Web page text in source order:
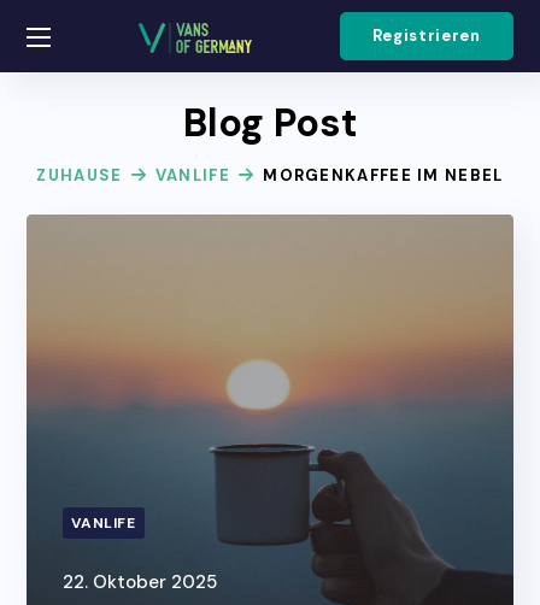
Registrieren
Blog Post
ZUHAUSE VANLIFE MORGENKAFFEE IM NEBEL
VANLIFE
22. Oktober 2025